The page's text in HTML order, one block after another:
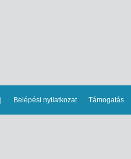
Belépési nyilatkozat Támogatás